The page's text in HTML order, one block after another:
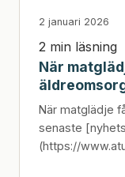
2 januari 2026
2 min läsning
När
När matglädje
senaste
(https://